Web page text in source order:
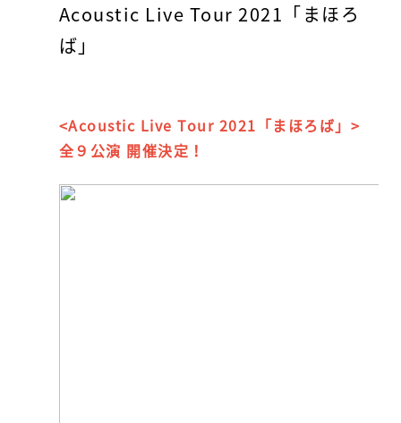
Acoustic Live Tour 2021「まほろ
ば」
<Acoustic Live Tour 2021「まほろば」>
全９公演 開催決定！